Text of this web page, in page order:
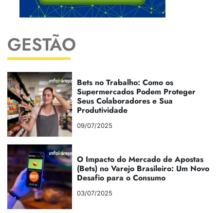
GESTÃO
Bets no Trabalho: Como os
Supermercados Podem Proteger
Seus Colaboradores e Sua
Produtividade
09/07/2025
O Impacto do Mercado de Apostas
(Bets) no Varejo Brasileiro: Um Novo
Desafio para o Consumo
03/07/2025